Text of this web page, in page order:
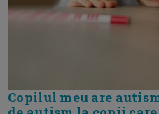
Copilul meu are